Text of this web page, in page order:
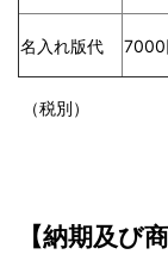
名入れ版代 7000
（税別）
【納期及び